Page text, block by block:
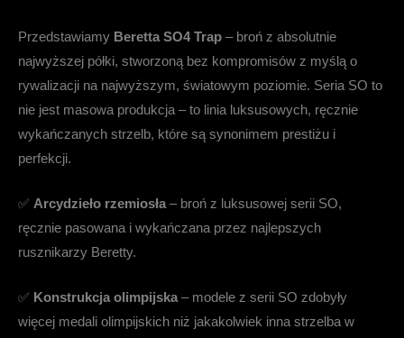
Przedstawiamy Beretta SO4 Trap – broń z absolutnie
najwyższej półki, stworzoną bez kompromisów z myślą o
rywalizacji na najwyższym, światowym poziomie. Seria SO to
nie jest masowa produkcja – to linia luksusowych, ręcznie
wykańczanych strzelb, które są synonimem prestiżu i
perfekcji.
✅ Arcydzieło rzemiosła – broń z luksusowej serii SO,
ręcznie pasowana i wykańczana przez najlepszych
rusznikarzy Beretty.
✅ Konstrukcja olimpijska– modele z serii SO zdobyły
więcej medali olimpijskich niż jakakolwiek inna strzelba w